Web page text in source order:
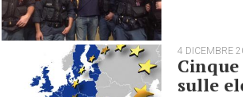
4 DICEMBRE
sulle